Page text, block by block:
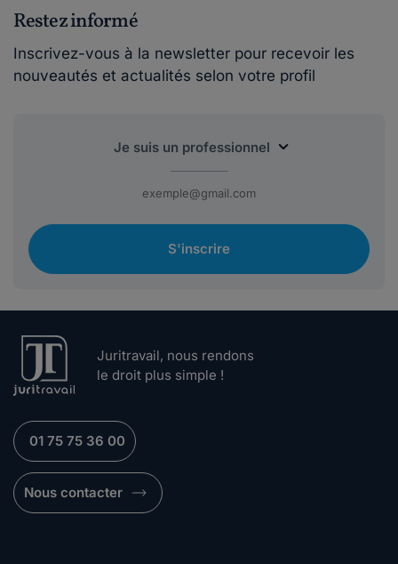
Restez informé
Inscrivez-vous à la newsletter pour recevoir les
nouveautés et actualités selon votre profil
S'inscrire
Juritravail, nous rendons
le droit plus simple !
01 75 75 36 00
Nous contacter